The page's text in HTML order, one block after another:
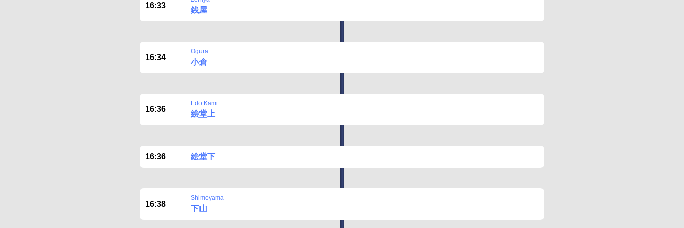
16:33
銭屋
16:34
Ogura
小倉
16:36
Edo Kami
絵堂上
16:36 絵堂下
16:38
Shimoyama
下山